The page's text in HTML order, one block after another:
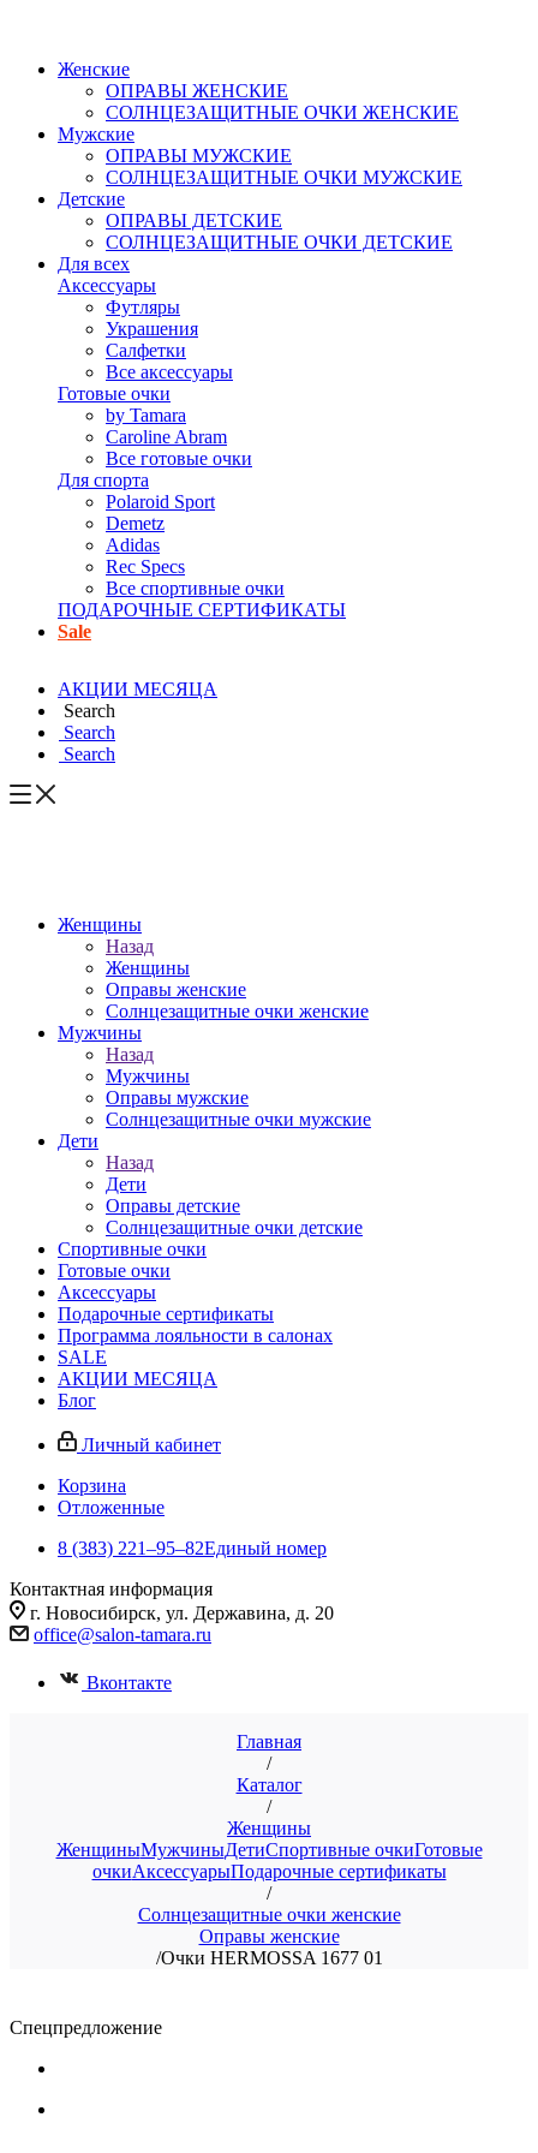
Женские
ОПРАВЫ ЖЕНСКИЕ
СОЛНЦЕЗАЩИТНЫЕ ОЧКИ ЖЕНСКИЕ
Мужские
ОПРАВЫ МУЖСКИЕ
СОЛНЦЕЗАЩИТНЫЕ ОЧКИ МУЖСКИЕ
Детские
ОПРАВЫ ДЕТСКИЕ
СОЛНЦЕЗАЩИТНЫЕ ОЧКИ ДЕТСКИЕ
Для всех
Аксессуары
Футляры
Украшения
Салфетки
Все аксессуары
Готовые очки
by Tamara
Caroline Abram
Все готовые очки
Для спорта
Polaroid Sport
Demetz
Adidas
Rec Specs
Все спортивные очки
ПОДАРОЧНЫЕ СЕРТИФИКАТЫ
Sale
АКЦИИ МЕСЯЦА
Search
Search
Search
Женщины
Назад
Женщины
Оправы женские
Солнцезащитные очки женские
Мужчины
Назад
Мужчины
Оправы мужские
Солнцезащитные очки мужские
Дети
Назад
Дети
Оправы детские
Солнцезащитные очки детские
Спортивные очки
Готовые очки
Аксессуары
Подарочные сертификаты
Программа лояльности в салонах
SALE
АКЦИИ МЕСЯЦА
Блог
Личный кабинет
Корзина
Отложенные
8 (383) 221‒95‒82Единый номер
Контактная информация
г. Новосибирск, ул. Державина, д. 20
office@salon-tamara.ru
Вконтакте
Главная
/
Каталог
/
Женщины
ЖенщиныМужчиныДетиСпортивные очкиГотовые
очкиАксессуарыПодарочные сертификаты
/
Солнцезащитные очки женские
Оправы женские
/Очки HERMOSSA 1677 01
Спецпредложение